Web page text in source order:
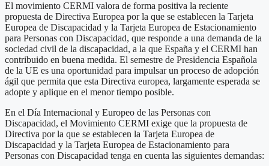
El movimiento CERMI valora de forma positiva la reciente
propuesta de Directiva Europea por la que se establecen la Tarjeta
Europea de Discapacidad y la Tarjeta Europea de Estacionamiento
para Personas con Discapacidad, que responde a una demanda de la
sociedad civil de la discapacidad, a la que España y el CERMI han
contribuido en buena medida. El semestre de Presidencia Española
de la UE es una oportunidad para impulsar un proceso de adopción
ágil que permita que esta Directiva europea, largamente esperada se
adopte y aplique en el menor tiempo posible.
En el Día Internacional y Europeo de las Personas con
Discapacidad, el Movimiento CERMI exige que la propuesta de
Directiva por la que se establecen la Tarjeta Europea de
Discapacidad y la Tarjeta Europea de Estacionamiento para
Personas con Discapacidad tenga en cuenta las siguientes demandas: